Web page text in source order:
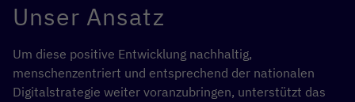
Unser Ansatz
Um diese positive Entwicklung nachhaltig,
menschenzentriert und entsprechend der nationalen
Digitalstrategie weiter voranzubringen, unterstützt das